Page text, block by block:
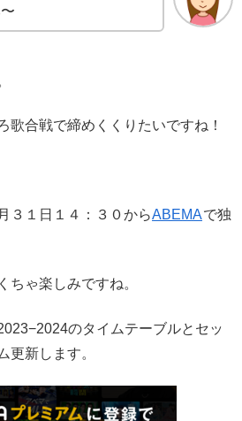
歌合戦で締めくくりたいですね！
３１日１４：３０からABEMAで独
ちゃ楽しみですね。
のタイムテーブルとセッ
更新します。